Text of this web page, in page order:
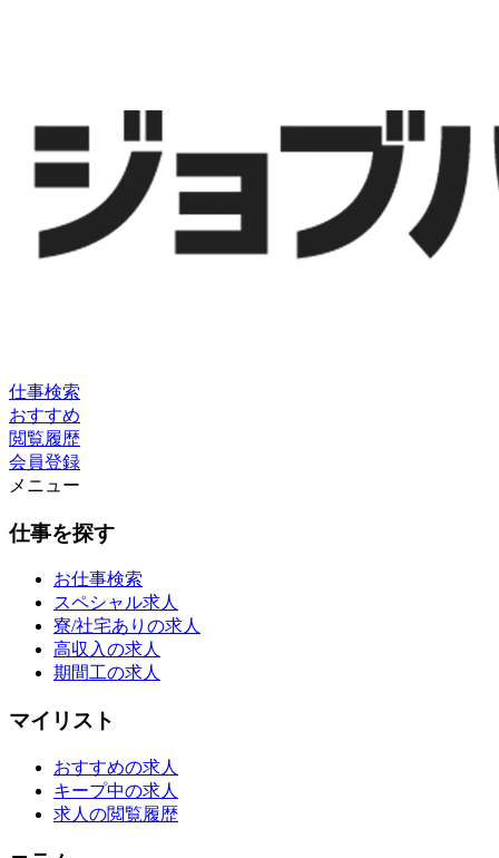
仕事検索
おすすめ
閲覧履歴
会員登録
メニュー
仕事を探す
お仕事検索
スペシャル求人
寮/社宅ありの求人
高収入の求人
期間工の求人
マイリスト
おすすめの求人
キープ中の求人
求人の閲覧履歴